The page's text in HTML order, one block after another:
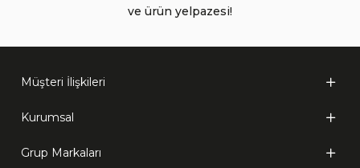
ve ürün yelpazesi!
Müşteri İlişkileri
Kurumsal
Grup Markaları